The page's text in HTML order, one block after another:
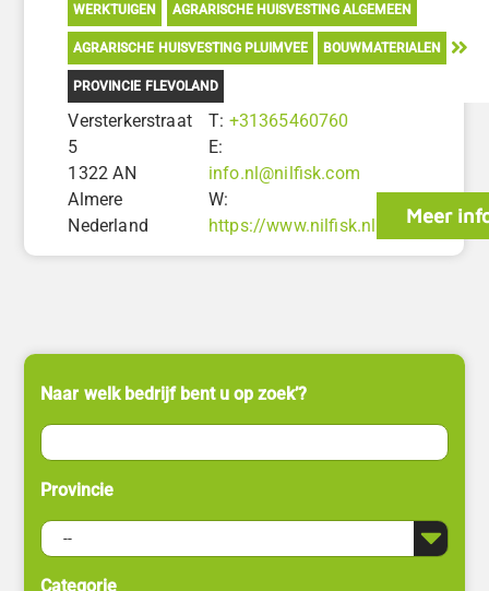
WERKTUIGEN AGRARISCHE HUISVESTING ALGEMEEN
AGRARISCHE HUISVESTING PLUIMVEE BOUWMATERIALEN
PROVINCIE FLEVOLAND
Versterkerstraat
5
1322 AN
Almere
Nederland
T: +31365460760
E:
info.nl@nilfisk.com
W:
https://www.nilfisk.nl
Meer
Naar welk bedrijf bent u op zoek’?
Provincie
Categorie